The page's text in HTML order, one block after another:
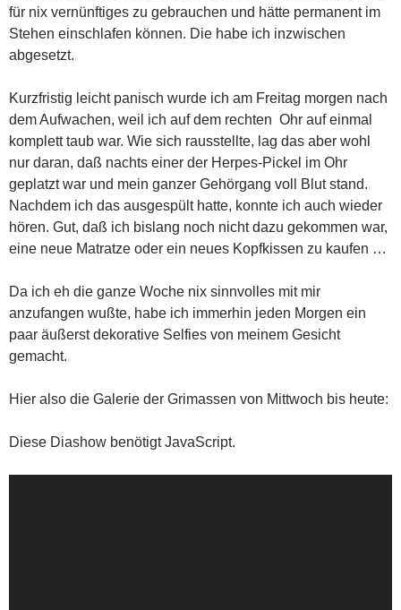
für nix vernünftiges zu gebrauchen und hätte permanent im
Stehen einschlafen können. Die habe ich inzwischen
abgesetzt.
Kurzfristig leicht panisch wurde ich am Freitag morgen nach
dem Aufwachen, weil ich auf dem rechten Ohr auf einmal
komplett taub war. Wie sich rausstellte, lag das aber wohl
nur daran, daß nachts einer der Herpes-Pickel im Ohr
geplatzt war und mein ganzer Gehörgang voll Blut stand.
Nachdem ich das ausgespült hatte, konnte ich auch wieder
hören. Gut, daß ich bislang noch nicht dazu gekommen war,
eine neue Matratze oder ein neues Kopfkissen zu kaufen …
Da ich eh die ganze Woche nix sinnvolles mit mir
anzufangen wußte, habe ich immerhin jeden Morgen ein
paar äußerst dekorative Selfies von meinem Gesicht
gemacht.
Hier also die Galerie der Grimassen von Mittwoch bis heute:
Diese Diashow benötigt JavaScript.